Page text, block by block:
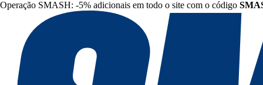
Operação SMASH: -5% adicionais em todo o site com o código